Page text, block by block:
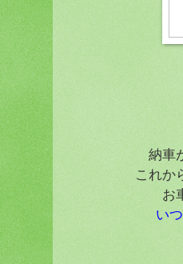
納車
これか
お
い